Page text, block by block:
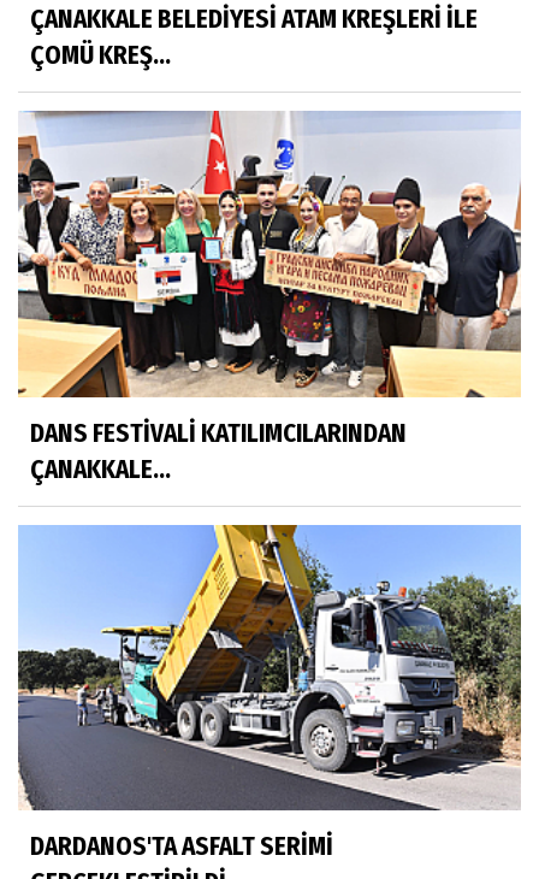
ÇANAKKALE BELEDİYESİ ATAM KREŞLERİ İLE
ÇOMÜ KREŞ...
DANS FESTİVALİ KATILIMCILARINDAN
ÇANAKKALE...
DARDANOS'TA ASFALT SERİMİ